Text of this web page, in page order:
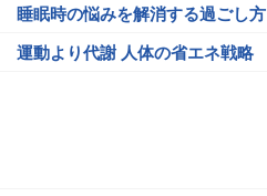
睡眠時の悩みを解消する過ごし方
運動より代謝 人体の省エネ戦略